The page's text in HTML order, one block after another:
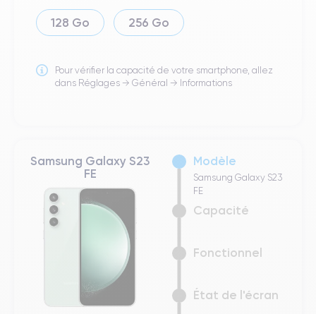
128 Go 256 Go
Pour vérifier la capacité de votre smartphone, allez
dans Réglages → Général → Informations
Samsung Galaxy S23
FE
Modèle
Samsung Galaxy S23
FE
Capacité
Fonctionnel
État de l'écran